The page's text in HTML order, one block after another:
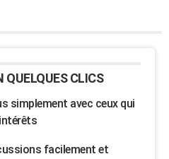
QUELQUES CLICS
simplement avec ceux qui
facilement et